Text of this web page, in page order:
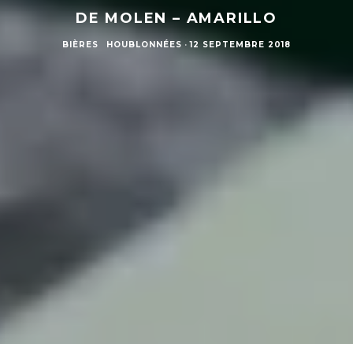
DE MOLEN – AMARILLO
BIÈRES HOUBLONNÉES · 12 SEPTEMBRE 2018